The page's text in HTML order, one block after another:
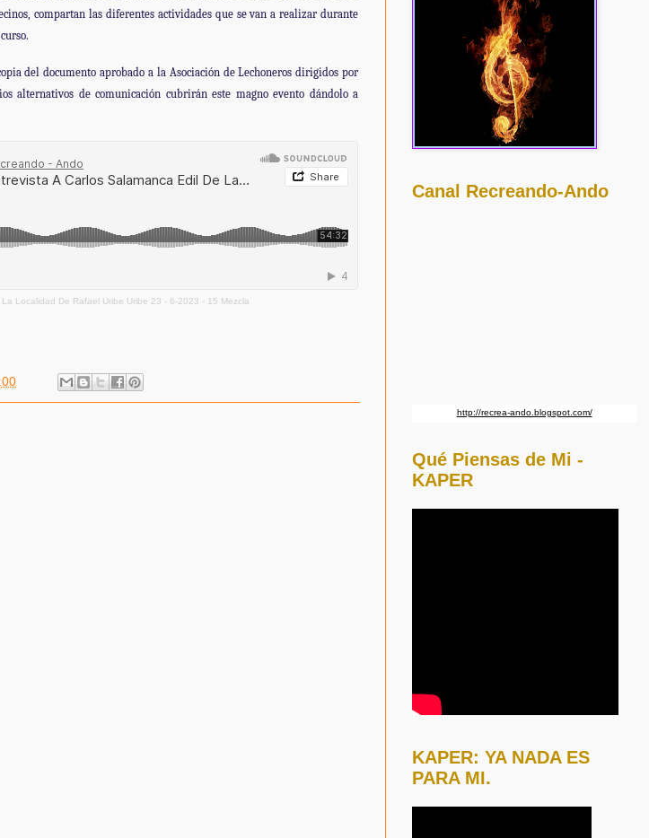
compartan las diferentes actividades que se van a realizar durante
del documento aprobado a la Asociación de Lechoneros dirigidos por
alternativos de comunicación cubrirán este magno evento dándolo a
Localidad De Rafael Uribe Uribe 23 - 6-2023 - 15 Mezcla
Canal Recreando-Ando
http://recrea-ando.blogspot.com/
Qué Piensas de Mi -
KAPER
KAPER: YA NADA ES
PARA MI.